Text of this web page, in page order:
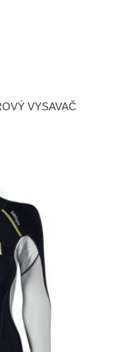
VYSAVAČ